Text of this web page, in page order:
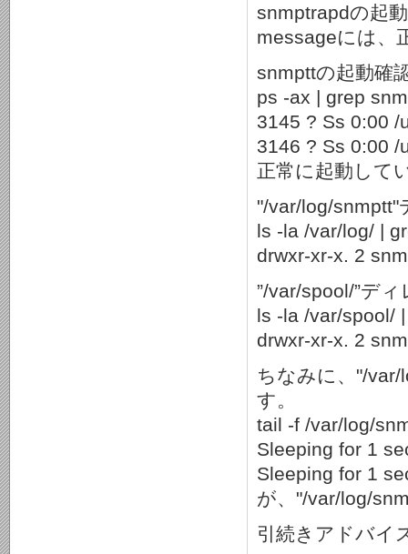
snmptrapdの起
messageには、
snmpttの起動確
ps -ax | grep
3145 ? Ss 0:00 /
3146 ? Ss 0:00 /
正常に起動して
"/var/log/snmptt"
ls -la /var/log/ |
drwxr-xr-x. 2
”/var/spool/”デ
ls -la /var/spool/
drwxr-xr-x. 2
ちなみに、"/
す。
tail -f /var/log/
Sleeping for 1
Sleeping for 1
が、"/var/log/
引続きアドバイ